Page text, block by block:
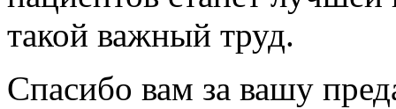
такой важный труд.
Спасибо вам за вашу